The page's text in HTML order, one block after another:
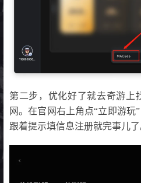
第二步，优化好了就去奇游上
网。在官网右上角点“立即游玩
跟着提示填信息注册就完事儿了